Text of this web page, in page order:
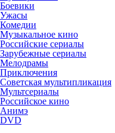
Боевики
Ужасы
Комедии
Музыкальное кино
Российские сериалы
Зарубежные сериалы
Мелодрамы
Приключения
Советская мультипликация
Мультсериалы
Российское кино
Анимэ
DVD